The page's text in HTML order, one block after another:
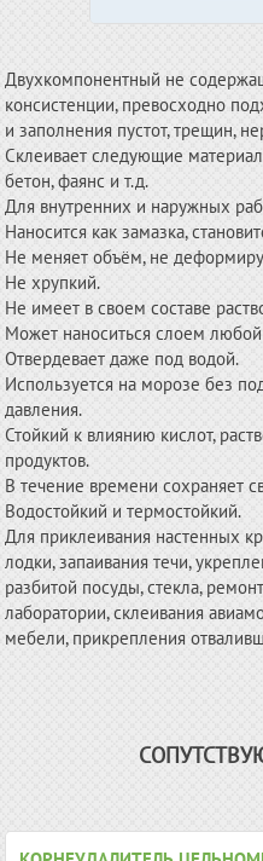
Двухкомпонентный не
консистенции, превосходно
и заполнения пустот, трещин,
Склеивает следующие
бетон, фаянс и т.д.
Для внутренних и наружных
Наносится как замазка,
Не меняет объём, не
Не хрупкий.
Не имеет в своем составе
Может наноситься слоем
Отвердевает даже под водой.
Используется на морозе без
давления.
Стойкий к влиянию кислот,
продуктов.
В течение времени сохраняет
Водостойкий и термостойкий.
Для приклеивания настенных
лодки, запаивания течи,
разбитой посуды, стекла,
лаборатории, склеивания
мебели, прикрепления